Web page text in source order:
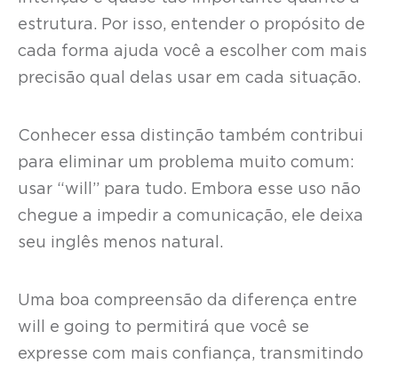
estrutura. Por isso, entender o propósito de
cada forma ajuda você a escolher com mais
precisão qual delas usar em cada situação.
Conhecer essa distinção também contribui
para eliminar um problema muito comum:
usar “will” para tudo. Embora esse uso não
chegue a impedir a comunicação, ele deixa
seu inglês menos natural.
Uma boa compreensão da diferença entre
will e going to permitirá que você se
expresse com mais confiança, transmitindo